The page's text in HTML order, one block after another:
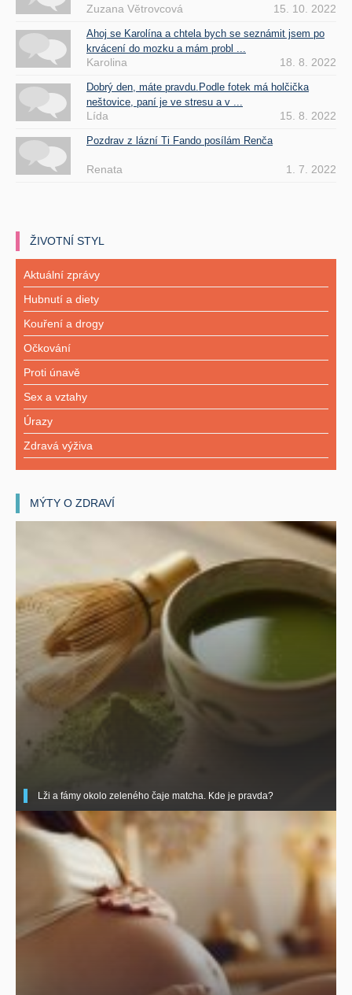
Zuzana Větrovcová 15. 10. 2022
Ahoj se Karolína a chtela bych se seznámit jsem po
krvácení do mozku a mám probl ...
Karolina 18. 8. 2022
Dobrý den, máte pravdu.Podle fotek má holčička
neštovice, paní je ve stresu a v ...
Lída 15. 8. 2022
Pozdrav z lázní Ti Fando posílám Renča
Renata 1. 7. 2022
ŽIVOTNÍ STYL
Aktuální zprávy
Hubnutí a diety
Kouření a drogy
Očkování
Proti únavě
Sex a vztahy
Úrazy
Zdravá výživa
MÝTY O ZDRAVÍ
Lži a fámy okolo zeleného čaje matcha. Kde je pravda?